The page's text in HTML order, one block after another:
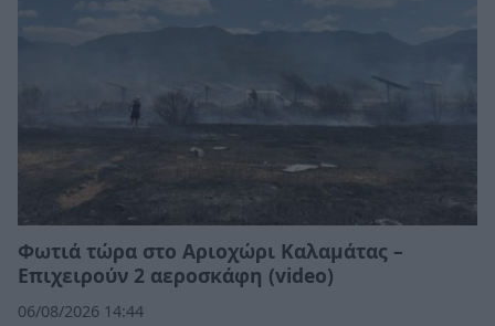
Φωτιά τώρα στο Αριοχώρι Καλαμάτας –
Επιχειρούν 2 αεροσκάφη (video)
06/08/2026 14:44